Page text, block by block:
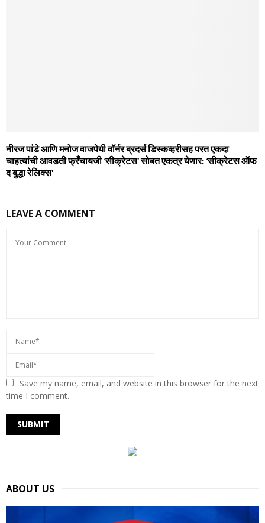
नीरज पांडे आणि मनोज वाजपेयी वॉर्नर ब्रदर्स डिस्कव्हरीसह परत एकदा
चाहत्यांची आवडती फ्रँचायजी ‘सीक्रेटस’ सोबत एकत्र येणार: ‘सीक्रेटस ऑफ
द बुद्धा रेलिक्स’
LEAVE A COMMENT
Save my name, email, and website in this browser for the next
time I comment.
ABOUT US